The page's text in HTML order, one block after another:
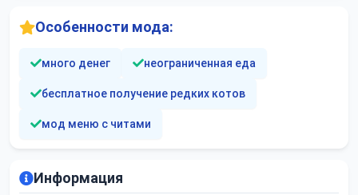
Особенности мода:
много денег неограниченная еда
бесплатное получение редких котов
мод меню с читами
Информация